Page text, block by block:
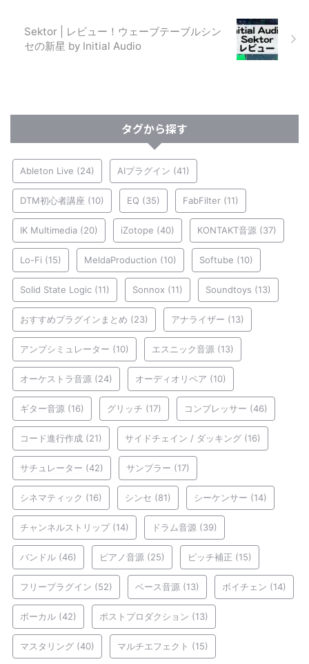
Sektor | レビュー！ウェーブテーブルシン
セの新星 by Initial Audio
タグから探す
Ableton Live (24) AIプラグイン (41)
DTM初心者講座 (10) EQ (35) FabFilter (11)
IK Multimedia (20) iZotope (40) KONTAKT音源 (37)
Lo-Fi (15) MeldaProduction (10) Softube (10)
Solid State Logic (11) Sonnox (11) Soundtoys (13)
おすすめプラグインまとめ (23) アナライザー (13)
アンプシミュレーター (10) エスニック音源 (13)
オーケストラ音源 (24) オーディオリペア (10)
ギター音源 (16) グリッチ (17) コンプレッサー (46)
コード進行作成 (21) サイドチェイン / ダッキング (16)
サチュレーター (42) サンプラー (17)
シネマティック (16) シンセ (81) シーケンサー (14)
チャンネルストリップ(14) ドラム音源 (39)
バンドル (46) ピアノ音源 (25) ピッチ補正 (15)
フリープラグイン (52) ベース音源 (13) ボイチェン (14)
ボーカル (42) ポストプロダクション (13)
マスタリング (40) マルチエフェクト (15)